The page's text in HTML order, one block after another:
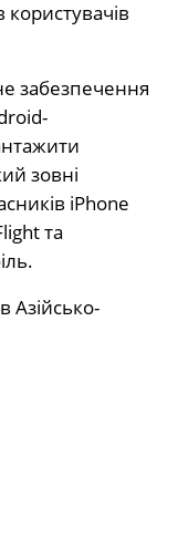
користувачів
забезпечення
зовні
iPhone
та
Азійсько-